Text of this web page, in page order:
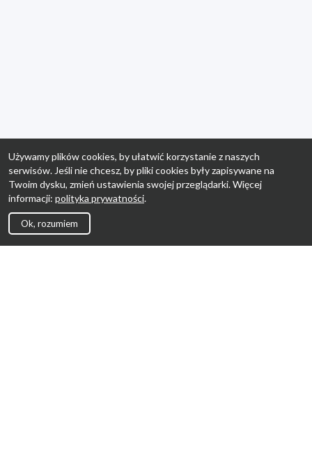
Używamy plików cookies, by ułatwić korzystanie z naszych
serwisów. Jeśli nie chcesz, by pliki cookies były zapisywane na
Twoim dysku, zmień ustawienia swojej przeglądarki. Więcej
informacji: polityka prywatności.
Ok, rozumiem